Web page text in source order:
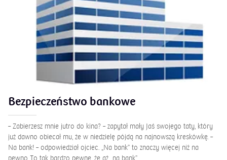
Bezpieczeństwo bankowe
– Zabierzesz mnie jutro do kina? – zapytał mały Jaś swojego taty, który
już dawno obiecał mu, że w niedzielę pójdą na najnowszą kreskówkę. –
Na bank! – odpowiedział ojciec. „Na bank” to znaczy więcej niż na